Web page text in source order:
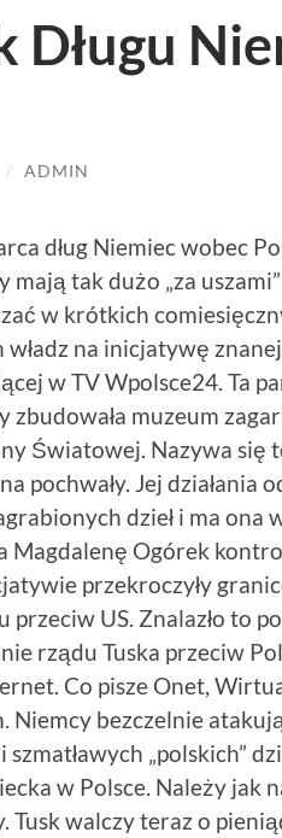
Długu
/ ADMIN
dług Niemiec wobec
mają tak dużo „za
w krótkich
władz na inicjatywę
w TV Wpolsce24. Ta
zbudowała muzeum
Światowej. Nazywa się
pochwały. Jej działania
dzieł i ma ona
Magdalenę Ogórek
przekroczyły
przeciw US. Znalazło to
rządu Tuska przeciw
Co pisze Onet,
Niemcy bezczelnie
„polskich”
w Polsce. Należy jak
Tusk walczy teraz o